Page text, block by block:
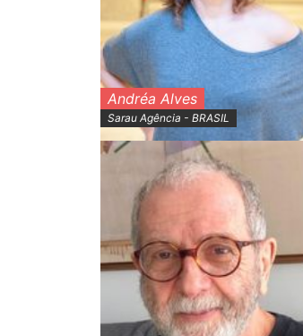
Andréa Alves
Sarau Agência - BRASIL